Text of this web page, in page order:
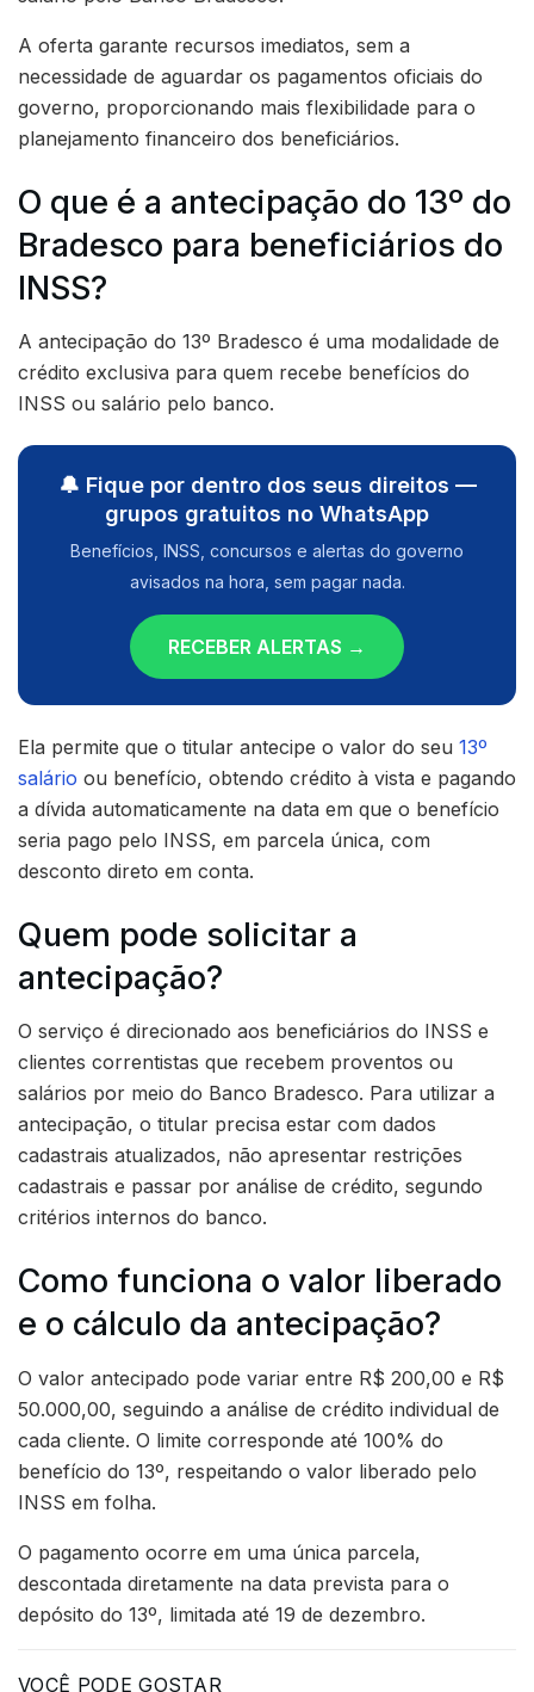
A oferta garante recursos imediatos, sem a
necessidade de aguardar os pagamentos oficiais do
governo, proporcionando mais flexibilidade para o
planejamento financeiro dos beneficiários.
O que é a antecipação do 13º do
Bradesco para beneficiários do
INSS?
A antecipação do 13º Bradesco é uma modalidade de
crédito exclusiva para quem recebe benefícios do
INSS ou salário pelo banco.
🔔 Fique por dentro dos seus direitos —
grupos gratuitos no WhatsApp
Benefícios, INSS, concursos e alertas do governo
avisados na hora, sem pagar nada.
RECEBER ALERTAS →
Ela permite que o titular antecipe o valor do seu 13º
salário ou benefício, obtendo crédito à vista e pagando
a dívida automaticamente na data em que o benefício
seria pago pelo INSS, em parcela única, com
desconto direto em conta.
Quem pode solicitar a
antecipação?
O serviço é direcionado aos beneficiários do INSS e
clientes correntistas que recebem proventos ou
salários por meio do Banco Bradesco. Para utilizar a
antecipação, o titular precisa estar com dados
cadastrais atualizados, não apresentar restrições
cadastrais e passar por análise de crédito, segundo
critérios internos do banco.
Como funciona o valor liberado
e o cálculo da antecipação?
O valor antecipado pode variar entre R$ 200,00 e R$
50.000,00, seguindo a análise de crédito individual de
cada cliente. O limite corresponde até 100% do
benefício do 13º, respeitando o valor liberado pelo
INSS em folha.
O pagamento ocorre em uma única parcela,
descontada diretamente na data prevista para o
depósito do 13º, limitada até 19 de dezembro.
VOCÊ PODE GOSTAR